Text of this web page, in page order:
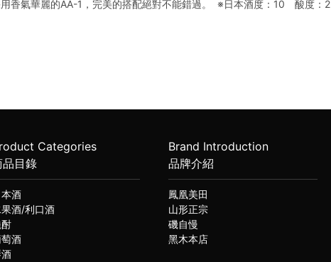
香氣華麗的AA-1，完美的搭配絕對不能錯過。  ※日本酒度：10　酸度：2
Categories
品目錄
酒
酒/利口酒
酒
Brand Introduction
品牌介紹
鳳凰美田
山形正宗
磯自慢
黑木本店